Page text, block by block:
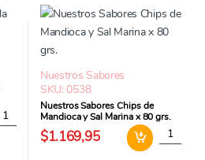
Nuestros Sabores Tortilla Con Chia x 80 grs
Nuestros Sabores
SKU: 0538
Nuestros Sabores Chips de
Mandioca y Sal Marina x 80 grs.
$1.169,95